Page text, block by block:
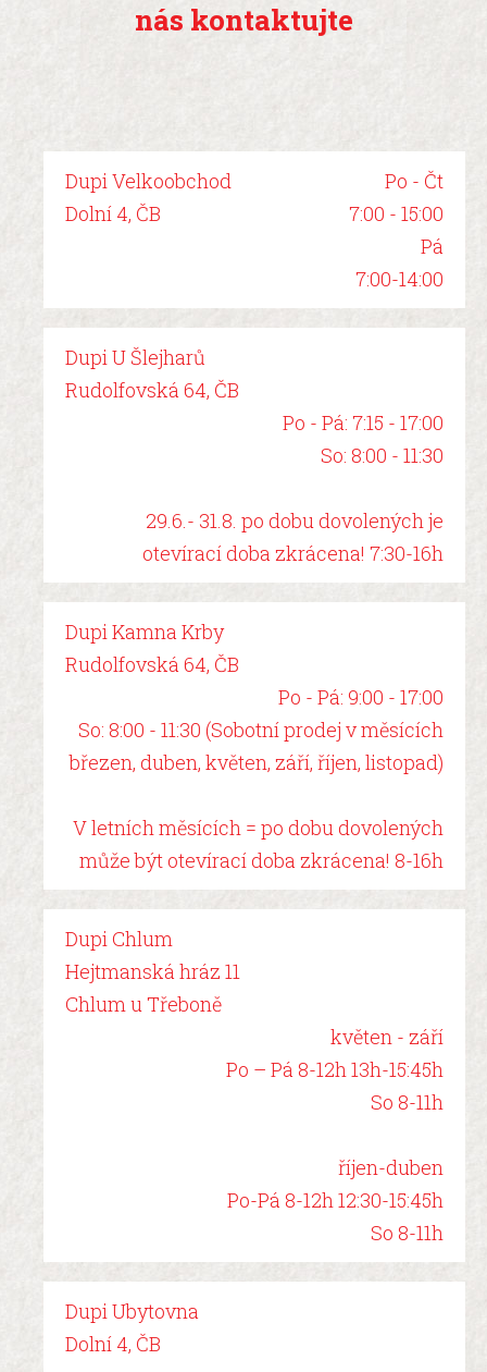
nás kontaktujte
Dupi Velkoobchod
Dolní 4, ČB
Po - Čt
7:00 - 15:00
Pá
7:00-14:00
Dupi U Šlejharů
Rudolfovská 64, ČB
Po - Pá: 7:15 - 17:00
So: 8:00 - 11:30
29.6.- 31.8. po dobu dovolených je
otevírací doba zkrácena! 7:30-16h
Dupi Kamna Krby
Rudolfovská 64, ČB
Po - Pá: 9:00 - 17:00
So: 8:00 - 11:30 (Sobotní prodej v měsících
březen, duben, květen, září, říjen, listopad)
V letních měsících = po dobu dovolených
může být otevírací doba zkrácena! 8-16h
Dupi Chlum
Hejtmanská hráz 11
Chlum u Třeboně
květen - září
Po – Pá 8-12h 13h-15:45h
So 8-11h
říjen-duben
Po-Pá 8-12h 12:30-15:45h
So 8-11h
Dupi Ubytovna
Dolní 4, ČB